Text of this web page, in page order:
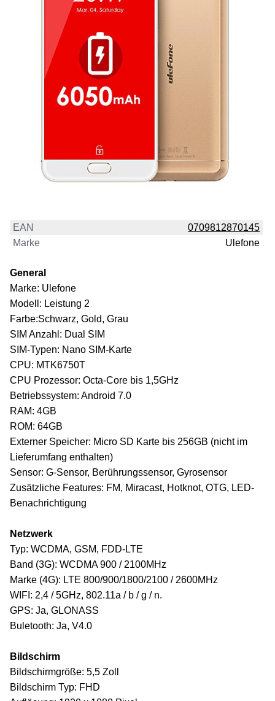
EAN
0709812870145
Marke
Ulefone
General
Marke: Ulefone
Modell: Leistung 2
Farbe:Schwarz, Gold, Grau
SIM Anzahl: Dual SIM
SIM-Typen: Nano SIM-Karte
CPU: MTK6750T
CPU Prozessor: Octa-Core bis 1,5GHz
Betriebssystem: Android 7.0
RAM: 4GB
ROM: 64GB
Externer Speicher: Micro SD Karte bis 256GB (nicht im
Lieferumfang enthalten)
Sensor: G-Sensor, Berührungssensor, Gyrosensor
Zusätzliche Features: FM, Miracast, Hotknot, OTG, LED-
Benachrichtigung
Netzwerk
Typ: WCDMA, GSM, FDD-LTE
Band (3G): WCDMA 900 / 2100MHz
Marke (4G): LTE 800/900/1800/2100 / 2600MHz
WIFI: 2,4 / 5GHz, 802.11a / b / g / n.
GPS: Ja, GLONASS
Buletooth: Ja, V4.0
Bildschirm
Bildschirmgröße: 5,5 Zoll
Bildschirm Typ: FHD